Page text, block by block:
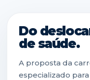
Do
de saúde.
A proposta da
especializado